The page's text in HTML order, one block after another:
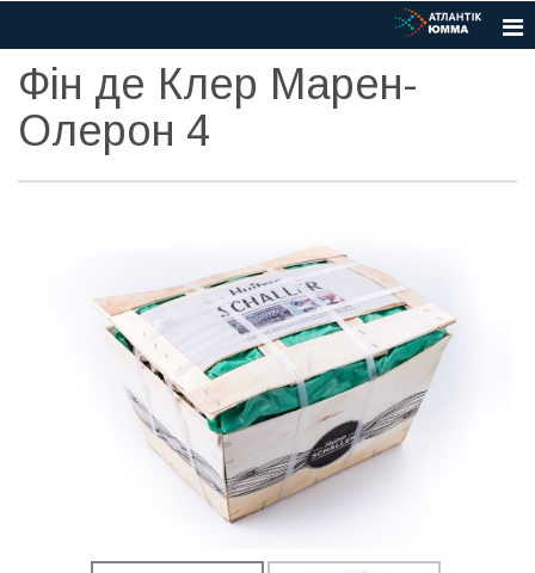
Фін де Клер Марен-
Олерон 4